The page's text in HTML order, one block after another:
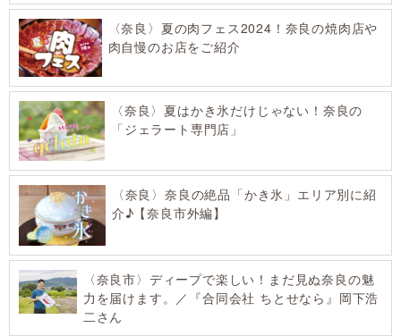
〈奈良〉夏の肉フェス2024！奈良の焼肉店や
肉自慢のお店をご紹介
〈奈良〉夏はかき氷だけじゃない！奈良の
「ジェラート専門店」
〈奈良〉奈良の絶品「かき氷」エリア別に紹
介♪【奈良市外編】
〈奈良市〉ディープで楽しい！まだ見ぬ奈良の魅
力を届けます。／『合同会社 ちとせなら』岡下浩
二さん